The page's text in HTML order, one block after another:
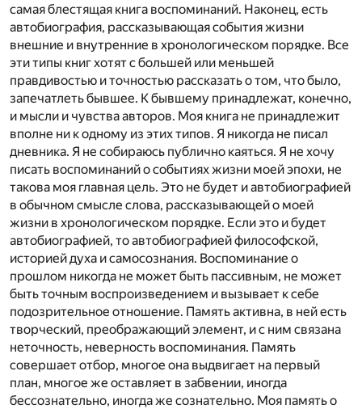
самая блестящая книга воспоминаний. Наконец, есть
автобиография, рассказывающая события жизни
внешние и внутренние в хронологическом порядке. Все
эти типы книг хотят с большей или меньшей
правдивостью и точностью рассказать о том, что было,
запечатлеть бывшее. К бывшему принадлежат, конечно,
и мысли и чувства авторов. Моя книга не принадлежит
вполне ни к одному из этих типов. Я никогда не писал
дневника. Я не собираюсь публично каяться. Я не хочу
писать воспоминаний о событиях жизни моей эпохи, не
такова моя главная цель. Это не будет и автобиографией
в обычном смысле слова, рассказывающей о моей
жизни в хронологическом порядке. Если это и будет
автобиографией, то автобиографией философской,
историей духа и самосознания. Воспоминание о
прошлом никогда не может быть пассивным, не может
быть точным воспроизведением и вызывает к себе
подозрительное отношение. Память активна, в ней есть
творческий, преображающий элемент, и с ним связана
неточность, неверность воспоминания. Память
совершает отбор, многое она выдвигает на первый
план, многое же оставляет в забвении, иногда
бессознательно, иногда же сознательно. Моя память о